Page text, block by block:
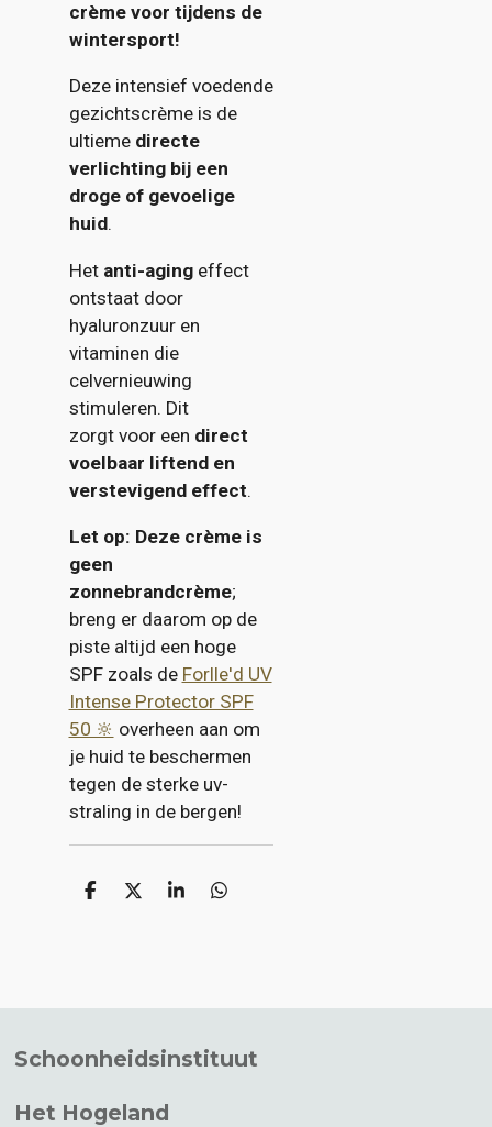
crème voor tijdens de
wintersport!
Deze intensief voedende
gezichtscrème is de
ultieme directe
verlichting bij een
droge of gevoelige
huid.
Hetanti-agingeffect
ontstaat door
hyaluronzuur en
vitaminen die
celvernieuwing
stimuleren. Dit
zorgt voor een direct
voelbaar liftend en
verstevigend effect.
Let op: Deze crème is
geen
zonnebrandcrème;
breng er daarom op de
piste altijd een hoge
SPF zoals de Forlle'd UV
Intense Protector SPF
50 🔆 overheen aan om
je huid te beschermen
tegen de sterke uv-
straling in de bergen!
D
D
S
D
Schoonheidsinstituut
Het Hogeland